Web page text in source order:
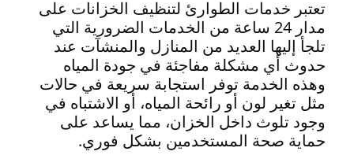
تعتبر خدمات الطوارئ لتنظيف الخزانات على
مدار 24 ساعة من الخدمات الضرورية التي
تلجأ إليها العديد من المنازل والمنشآت عند
حدوث أي مشكلة مفاجئة في جودة المياه
وهذه الخدمة توفر استجابة سريعة في حالات
مثل تغير لون أو رائحة المياه، أو الاشتباه في
وجود تلوث داخل الخزان، مما يساعد على
حماية صحة المستخدمين بشكل فوري.